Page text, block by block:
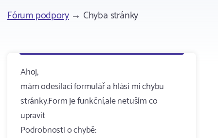
Fórum podpory→ Chyba stránky
Ahoj,
mám odesílací formulář a hlásí mi chybu
stránky.Form je funkční,ale netuším co
upravit
Podrobnosti o chybě: